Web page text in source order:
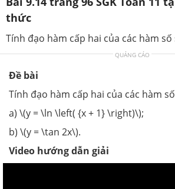
thức
Tính đạo hàm cấp hai của các hàm số
QUẢNG CÁO
Đề bài
Tính đạo hàm cấp hai của các hàm
a) \(y = \ln \left( {x + 1} \right)\);
b) \(y = \tan 2x\).
Video hướng dẫn giải